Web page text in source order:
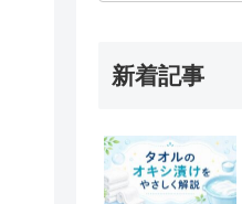
新着記事